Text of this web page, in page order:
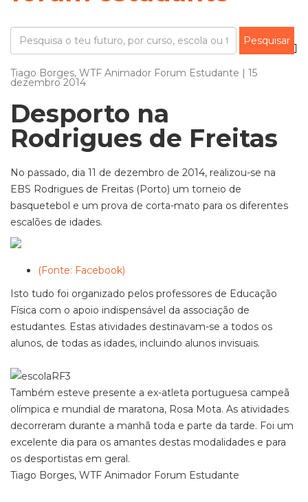
Tiago Borges, WTF Animador Forum Estudante | 15
dezembro 2014
Desporto na
Rodrigues de Freitas
No passado, dia 11 de dezembro de 2014, realizou-se na
EBS Rodrigues de Freitas (Porto) um torneio de
basquetebol e um prova de corta-mato para os diferentes
escalões de idades.
(Fonte: Facebook)
Isto tudo foi organizado pelos professores de Educação
Física com o apoio indispensável da associação de
estudantes. Estas atividades destinavam-se a todos os
alunos, de todas as idades, incluindo alunos invisuais.
Também esteve presente a ex-atleta portuguesa campeã
olímpica e mundial de maratona, Rosa Mota. As atividades
decorreram durante a manhã toda e parte da tarde. Foi um
excelente dia para os amantes destas modalidades e para
os desportistas em geral.
Tiago Borges, WTF Animador Forum Estudante